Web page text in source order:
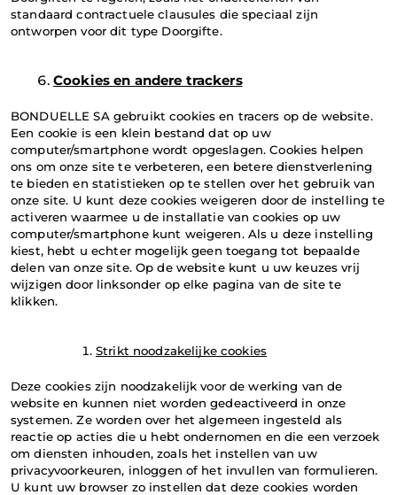
standaard contractuele clausules die speciaal zijn
ontworpen voor dit type Doorgifte.
Cookies en andere trackers
BONDUELLE SA gebruikt cookies en tracers op de website.
Een cookie is een klein bestand dat op uw
computer/smartphone wordt opgeslagen. Cookies helpen
ons om onze site te verbeteren, een betere dienstverlening
te bieden en statistieken op te stellen over het gebruik van
onze site. U kunt deze cookies weigeren door de instelling te
activeren waarmee u de installatie van cookies op uw
computer/smartphone kunt weigeren. Als u deze instelling
kiest, hebt u echter mogelijk geen toegang tot bepaalde
delen van onze site. Op de website kunt u uw keuzes vrij
wijzigen door linksonder op elke pagina van de site te
klikken.
Strikt noodzakelijke cookies
Deze cookies zijn noodzakelijk voor de werking van de
website en kunnen niet worden gedeactiveerd in onze
systemen. Ze worden over het algemeen ingesteld als
reactie op acties die u hebt ondernomen en die een verzoek
om diensten inhouden, zoals het instellen van uw
privacyvoorkeuren, inloggen of het invullen van formulieren.
U kunt uw browser zo instellen dat deze cookies worden